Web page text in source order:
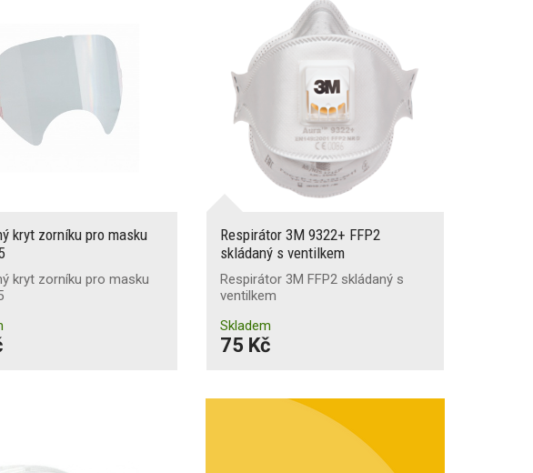
kryt zorníku pro masku
kryt zorníku pro masku
Respirátor 3M 9322+ FFP2
skládaný s ventilkem
Respirátor 3M FFP2 skládaný s
ventilkem
Skladem
75 Kč